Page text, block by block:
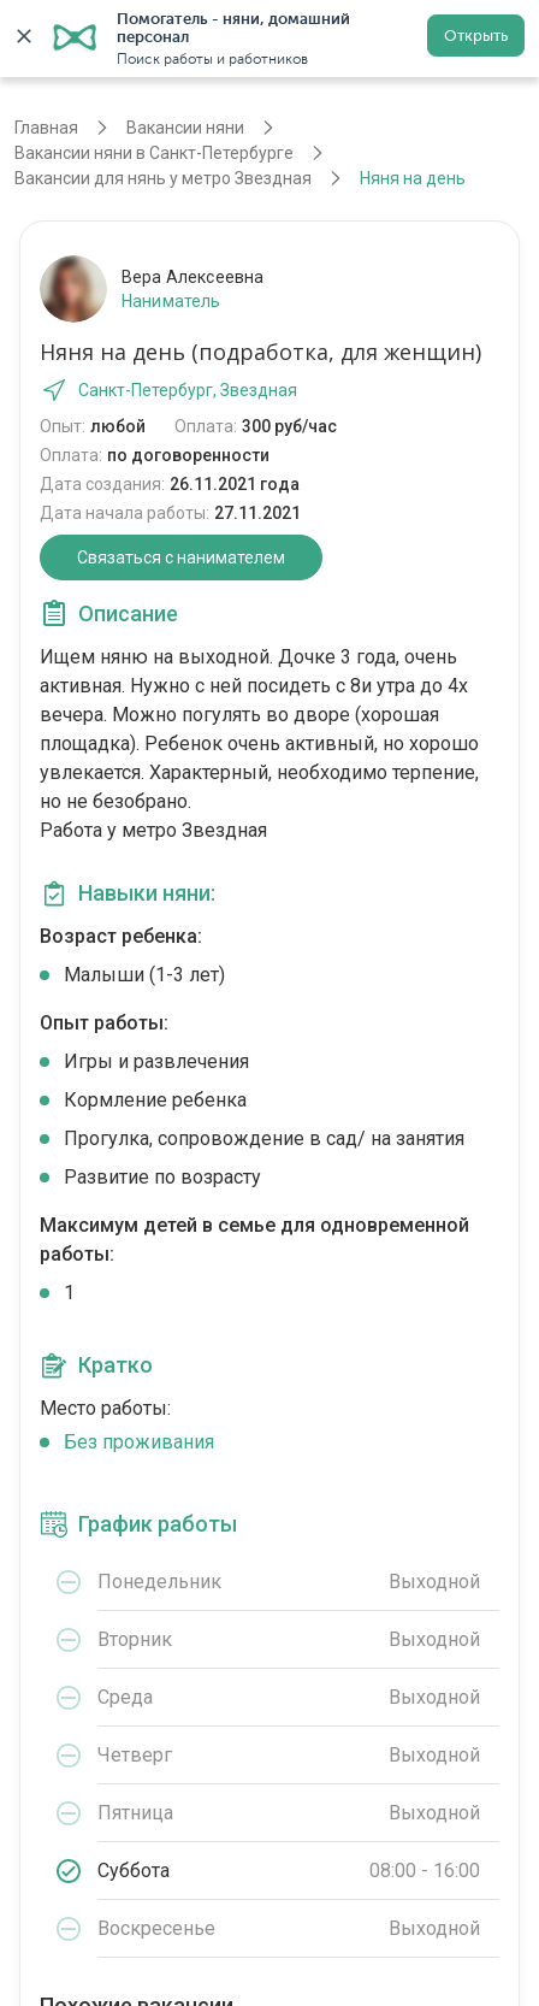
Помогатель - няни, домашний
персонал
Поиск работы и работников
Открыть
Санкт-Петербург Регистрация
Главная
Вакансии няни
Вакансии няни в Санкт-Петербурге
Вакансии для нянь у метро Звездная
Няня на день
Вера Алексеевна
Наниматель
Няня на день (подработка, для женщин)
Санкт-Петербург, Звездная
Опыт: любой Оплата: 300 руб/час
Оплата: по договоренности
Дата создания: 26.11.2021 года
Дата начала работы: 27.11.2021
Связаться с нанимателем
Описание
Ищем няню на выходной. Дочке 3 года, очень
активная. Нужно с ней посидеть с 8и утра до 4х
вечера. Можно погулять во дворе (хорошая
площадка). Ребенок очень активный, но хорошо
увлекается. Характерный, необходимо терпение,
но не безобрано.
Работа у метро Звездная
Навыки няни:
Возраст ребенка:
Малыши (1-3 лет)
Опыт работы:
Игры и развлечения
Кормление ребенка
Прогулка, сопровождение в сад/ на занятия
Развитие по возрасту
Максимум детей в семье для одновременной
работы:
1
Кратко
Место работы:
Без проживания
График работы
Понедельник Выходной
Вторник Выходной
Среда Выходной
Четверг Выходной
Пятница Выходной
Суббота 08:00 - 16:00
Воскресенье Выходной